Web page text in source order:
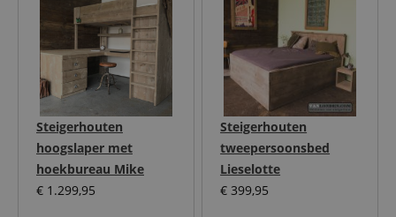
Steigerhouten
tweepersoonsbed
Lieselotte
€ 399,95
Steigerhouten
hoogslaper met
hoekbureau Mike
€ 1.299,95